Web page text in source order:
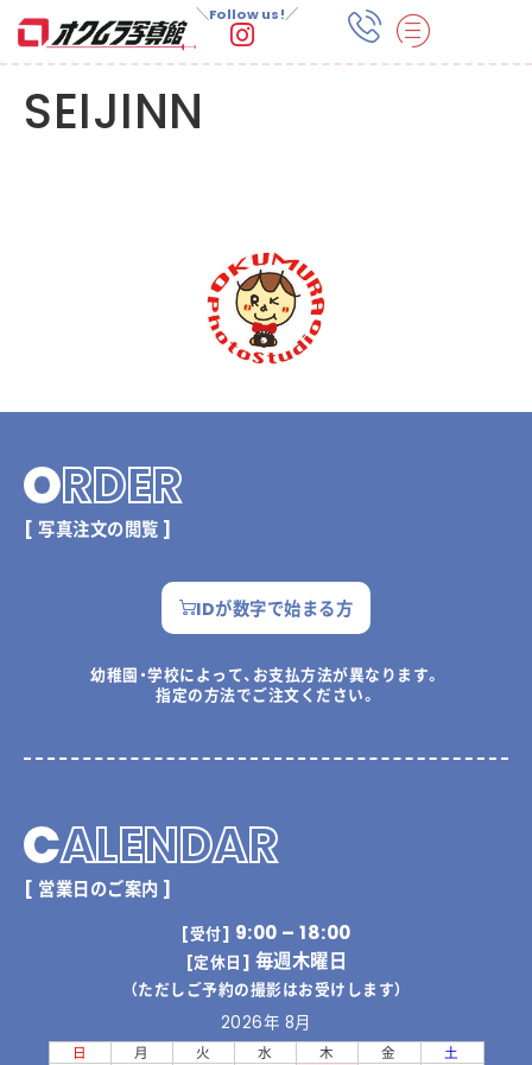
＼Follow us!／
SEIJINN
ORDER
[ 写真注文の閲覧 ]
IDが数字で始まる方
幼稚園・学校によって、お支払方法が異なります。
指定の方法でご注文ください。
CALENDAR
[ 営業日のご案内 ]
[受付] 9:00 – 18:00
[定休日] 毎週木曜日
（ただしご予約の撮影はお受けします）
2026年 8月
日 月 火 水 木 金 土